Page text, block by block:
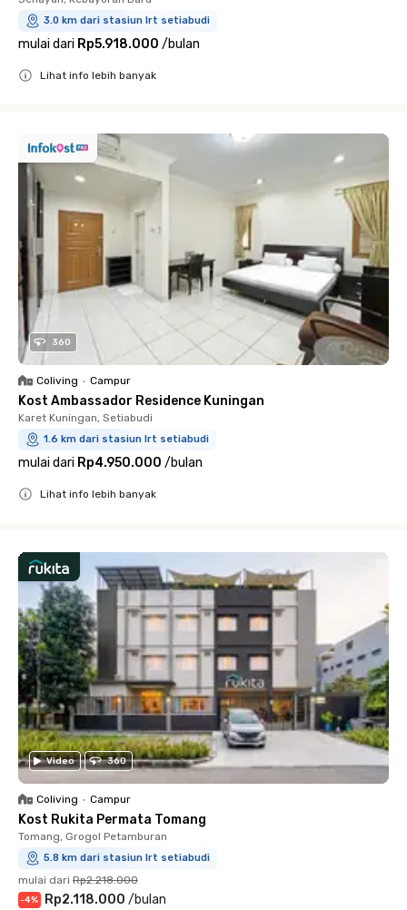
3.0 km dari stasiun lrt setiabudi
mulai dari Rp5.918.000 /bulan
Lihat info lebih banyak
360
Coliving • Campur
Kost Ambassador Residence Kuningan
Karet Kuningan, Setiabudi
1.6 km dari stasiun lrt setiabudi
mulai dari Rp4.950.000 /bulan
Lihat info lebih banyak
Video 360
Coliving • Campur
Kost Rukita Permata Tomang
Tomang, Grogol Petamburan
5.8 km dari stasiun lrt setiabudi
mulai dari Rp2.218.000
-4% Rp2.118.000 /bulan